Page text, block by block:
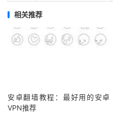
相关推荐
安卓翻墙教程：最好用的安卓
VPN推荐